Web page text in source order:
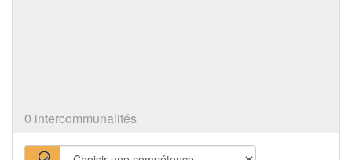
0 intercommunalités